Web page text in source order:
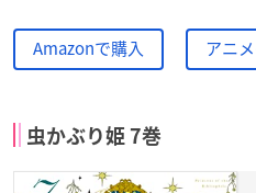
Amazonで購入 アニ
虫かぶり姫 7巻